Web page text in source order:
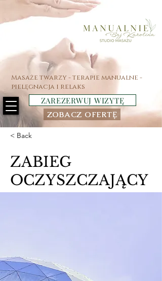
ZAREZERWUJ WIZYTĘ
Masaże twarzy - terapie manualne -
pielęgnacja i relaks
ZOBACZ OFERTĘ
< Back
ZABIEG
OCZYSZCZAJĄCY